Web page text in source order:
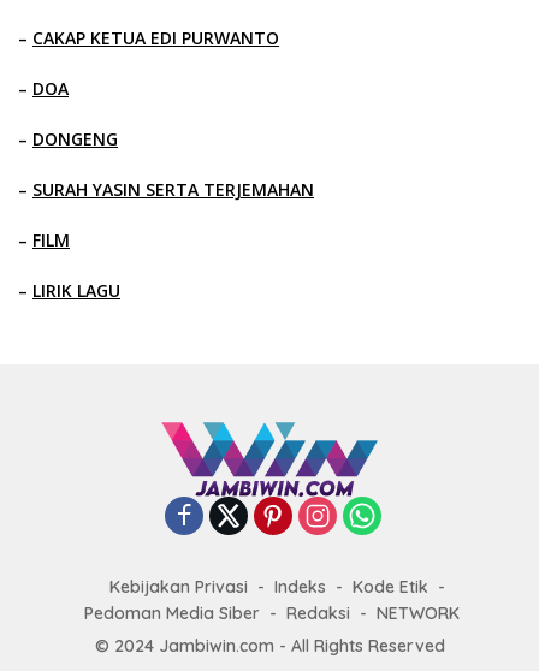
– CAKAP KETUA EDI PURWANTO
– DOA
– DONGENG
– SURAH YASIN SERTA TERJEMAHAN
– FILM
– LIRIK LAGU
Kebijakan Privasi Indeks
Kode Etik
Pedoman Media Siber
Redaksi
NETWORK
© 2024 Jambiwin.com - All Rights Reserved